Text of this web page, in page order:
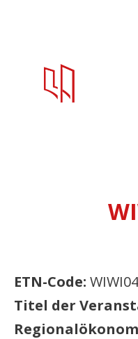
ETN-Code:
Titel der